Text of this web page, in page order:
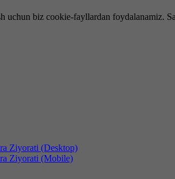
uchun biz cookie-fayllardan foydalanamiz.